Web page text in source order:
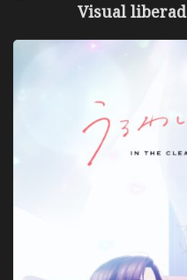
Visual